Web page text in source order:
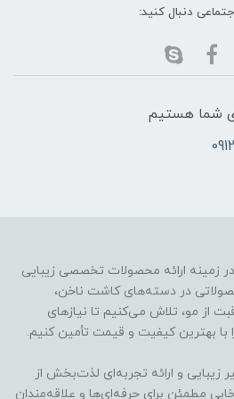
دنبال کنید:
شما هستیم
فروشگاه جوکار از سال ۱۳۸۲ در زمینه ارائه محصولات تخصصی زیبایی
در دسته‌های کاشت ناخن،
از مو، تلاش می‌کنیم تا نیازهای
بهترین کیفیت و قیمت تأمین کنیم.
و ارائه تجربه‌ای لذت‌بخش از
مطمئن برای حرفه‌ای‌ها و علاقه‌مندان